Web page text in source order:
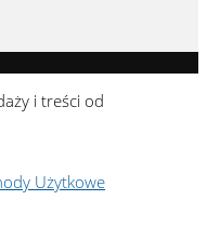
i treści od